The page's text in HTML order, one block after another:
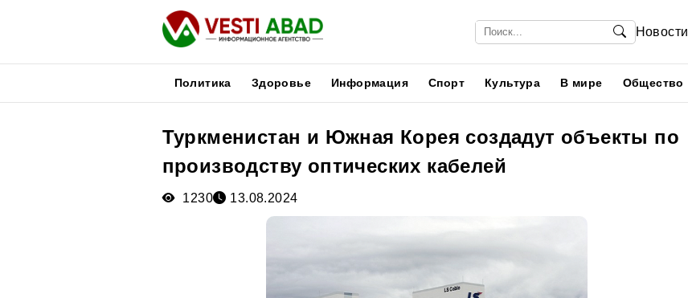
Новости
Политика Здоровье Информация Спорт Культура В мире Общество
Туркменистан и Южная Корея создадут объекты по
производству оптических кабелей
1230 13.08.2024